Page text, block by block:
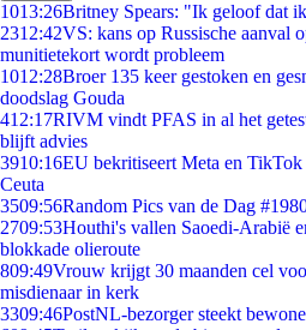
1013:26Britney Spears: "Ik geloof dat
2312:42VS: kans op Russische aanval
munitietekort wordt probleem
1012:28Broer 135 keer gestoken en
doodslag Gouda
412:17RIVM vindt PFAS in al het
blijft advies
3910:16EU bekritiseert Meta en
Ceuta
3509:56Random Pics van de Dag
2709:53Houthi's vallen Saoedi-Arabië
blokkade olieroute
809:49Vrouw krijgt 30 maanden cel
misdienaar in kerk
3309:46PostNL-bezorger steekt